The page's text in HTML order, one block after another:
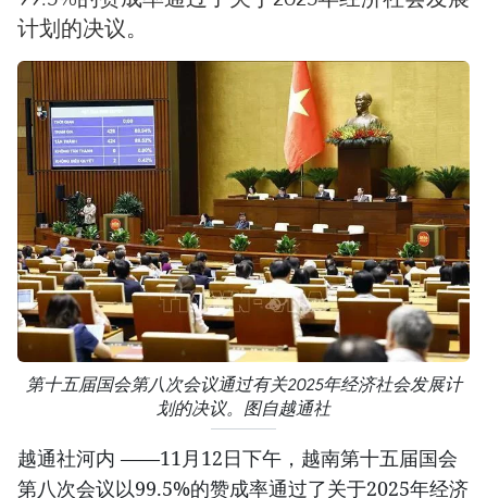
计划的决议。
第十五届国会第八次会议通过有关2025年经济社会发展计
划的决议。图自越通社
越通社河内 ——11月12日下午，越南第十五届国会
第八次会议以99.5%的赞成率通过了关于2025年经济